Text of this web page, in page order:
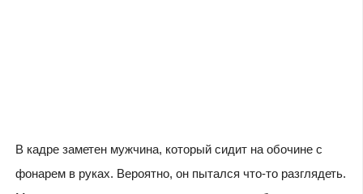
В кадре заметен мужчина, который сидит на обочине с
фонарем в руках. Вероятно, он пытался что-то разглядеть.